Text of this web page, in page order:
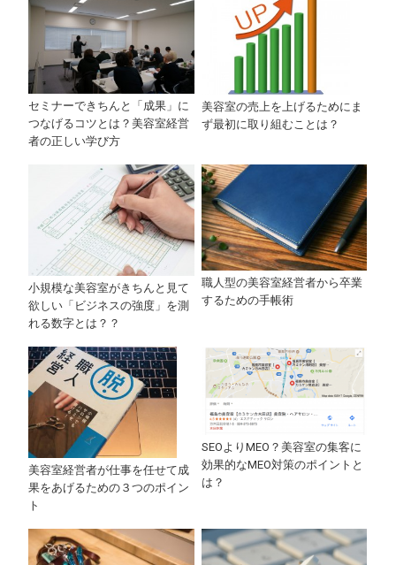
セミナーできちんと「成果」に
つなげるコツとは？美容室経営
者の正しい学び方
美容室の売上を上げるためにま
ず最初に取り組むことは？
小規模な美容室がきちんと見て
欲しい「ビジネスの強度」を測
れる数字とは？？
職人型の美容室経営者から卒業
するための手帳術
美容室経営者が仕事を任せて成
果をあげるための３つのポイン
ト
SEOよりMEO？美容室の集客に
効果的なMEO対策のポイントと
は？